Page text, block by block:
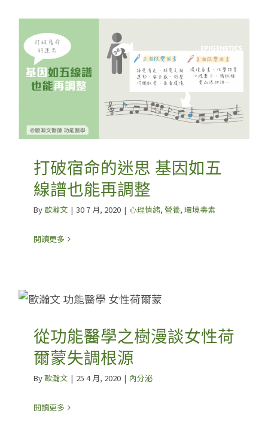
打破宿命的迷思 基因如五
線譜也能再調整
By歐瀚文 | 30 7 月, 2020 | 心理情緒, 營養, 環境毒素
閱讀更多
從功能醫學之樹漫談女性荷
爾蒙失調根源
By歐瀚文 | 25 4 月, 2020 | 內分泌
閱讀更多